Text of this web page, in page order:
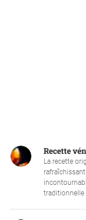
Recette
La recette
traditionnelle